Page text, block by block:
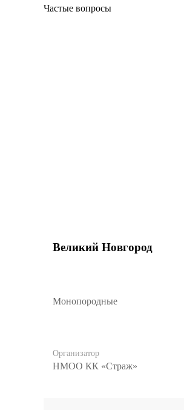
Частые вопросы
Великий Новгород
Монопородные
Организатор
НМОО КК «Страж»